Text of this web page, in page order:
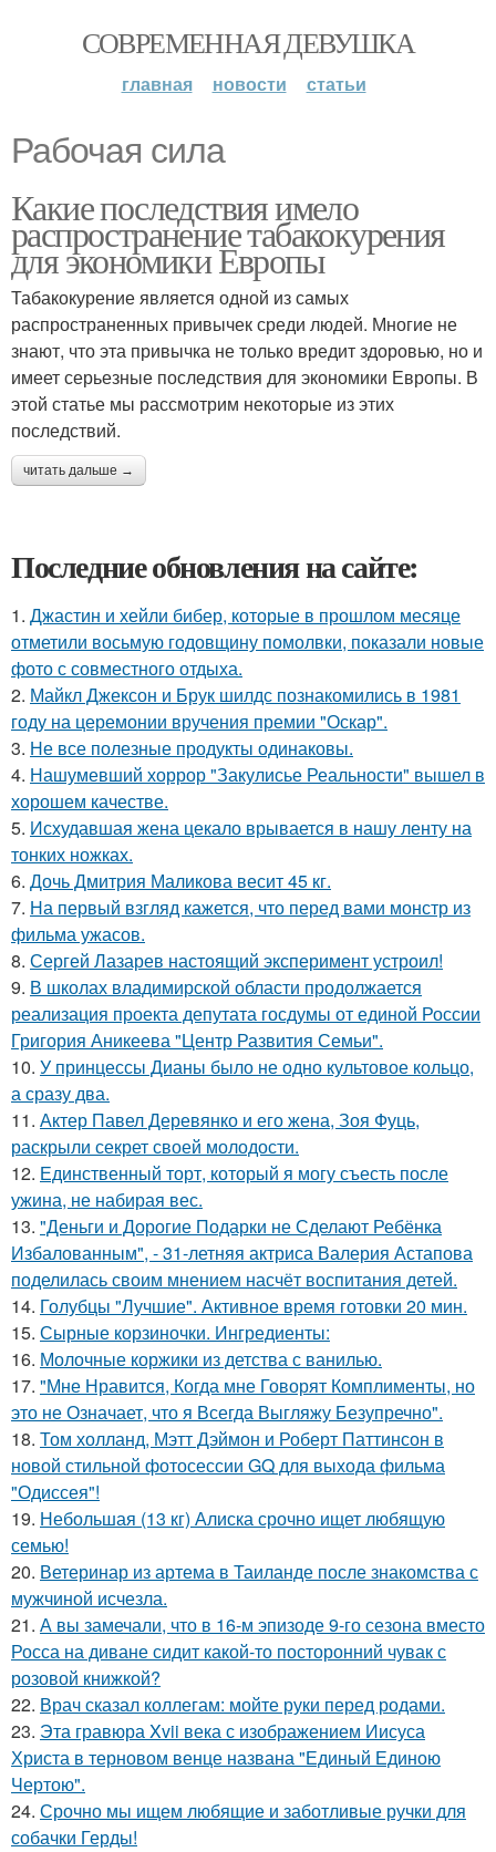
СОВРЕМЕННАЯ ДЕВУШКА
главная новости статьи
Рабочая сила
Какие последствия имело
распространение табакокурения
для экономики Европы
Табакокурение является одной из самых
распространенных привычек среди людей. Многие не
знают, что эта привычка не только вредит здоровью, но и
имеет серьезные последствия для экономики Европы. В
этой статье мы рассмотрим некоторые из этих
последствий.
читать дальше →
Последние обновления на сайте:
1. Джастин и хейли бибер, которые в прошлом месяце
отметили восьмую годовщину помолвки, показали новые
фото с совместного отдыха.
2. Майкл Джексон и Брук шилдс познакомились в 1981
году на церемонии вручения премии "Оскар".
3. Не все полезные продукты одинаковы.
4. Нашумевший хоррор "Закулисье Реальности" вышел в
хорошем качестве.
5. Исхудавшая жена цекало врывается в нашу ленту на
тонких ножках.
6. Дочь Дмитрия Маликова весит 45 кг.
7. На первый взгляд кажется, что перед вами монстр из
фильма ужасов.
8. Сергей Лазарев настоящий эксперимент устроил!
9. В школах владимирской области продолжается
реализация проекта депутата госдумы от единой России
Григория Аникеева "Центр Развития Семьи".
10. У принцессы Дианы было не одно культовое кольцо,
а сразу два.
11. Актер Павел Деревянко и его жена, Зоя Фуць,
раскрыли секрет своей молодости.
12. Единственный торт, который я могу съесть после
ужина, не набирая вес.
13. "Деньги и Дорогие Подарки не Сделают Ребёнка
Избалованным", - 31-летняя актриса Валерия Астапова
поделилась своим мнением насчёт воспитания детей.
14. Голубцы "Лучшие". Активное время готовки 20 мин.
15. Сырные корзиночки. Ингредиенты:
16. Молочные коржики из детства с ванилью.
17. "Мне Нравится, Когда мне Говорят Комплименты, но
это не Означает, что я Всегда Выгляжу Безупречно".
18. Том холланд, Мэтт Дэймон и Роберт Паттинсон в
новой стильной фотосессии GQ для выхода фильма
"Одиссея"!
19. Небольшая (13 кг) Алиска срочно ищет любящую
семью!
20. Ветеринар из артема в Таиланде после знакомства с
мужчиной исчезла.
21. А вы замечали, что в 16-м эпизоде 9-го сезона вместо
Росса на диване сидит какой-то посторонний чувак с
розовой книжкой?
22. Врач сказал коллегам: мойте руки перед родами.
23. Эта гравюра Xvii века с изображением Иисуса
Христа в терновом венце названа "Единый Единою
Чертою".
24. Срочно мы ищем любящие и заботливые ручки для
собачки Герды!